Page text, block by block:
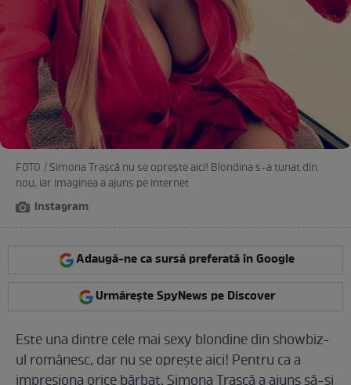
FOTO / Simona Trașcă nu se oprește aici! Blondina s-a tunat din
nou, iar imaginea a ajuns pe internet
instagram
Adaugă-ne ca sursă preferată în Google
Urmărește SpyNews pe Discover
Este una dintre cele mai sexy blondine din showbiz-
ul românesc, dar nu se oprește aici! Pentru ca a